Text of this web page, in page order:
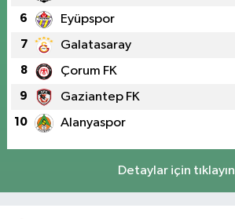
6 Eyüpspor
7 Galatasaray
8 Çorum FK
9 Gaziantep FK
10 Alanyaspor
Detaylar için tıklayın